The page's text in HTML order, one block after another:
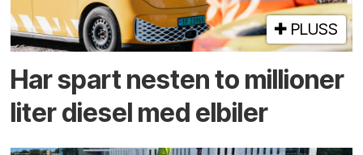
PLUSS
Har spart nesten to millioner
liter diesel med elbiler